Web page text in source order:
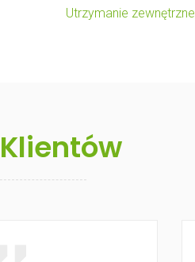
Utrzymanie zewnętrzne
Klientów